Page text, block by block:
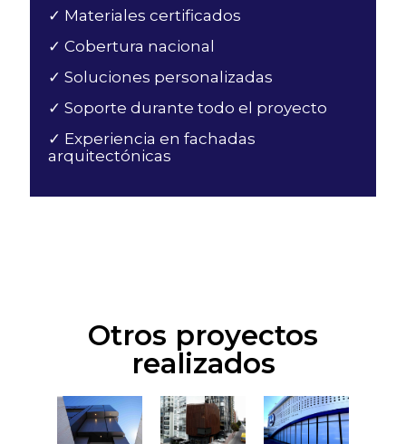
✓ Materiales certificados
✓ Cobertura nacional
✓ Soluciones personalizadas
✓ Soporte durante todo el proyecto
✓ Experiencia en fachadas
arquitectónicas
Otros proyectos
realizados